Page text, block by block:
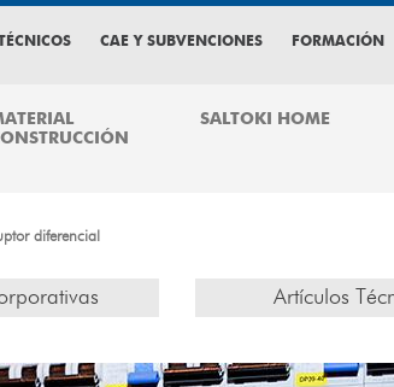
CAE Y SUBVENCIONES FORMACIÓN
SALTOKI HOME
diferencial
Artículos